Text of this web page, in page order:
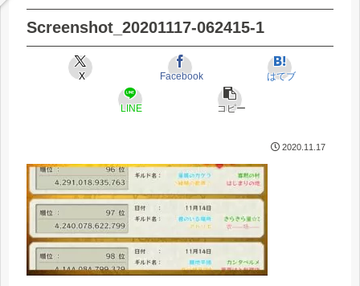
Screenshot_20201117-062415-1
X Facebook はてブ
LINE コピー
2020.11.17